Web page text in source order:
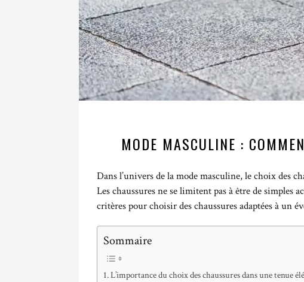
MODE MASCULINE :
Dans l’univers de la mode masculine, le choix des
Les chaussures ne se limitent pas à être de simples
critères pour choisir des chaussures adaptées à un
Sommaire
L’importance du choix des chaussures dans une tenue